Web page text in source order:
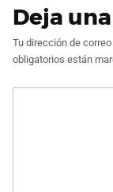
Deja
Tu dirección de
obligatorios están